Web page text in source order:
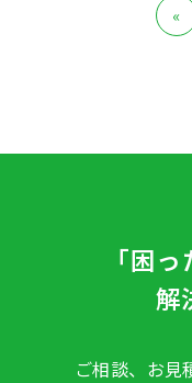
«
「困
解
ご相談、お見